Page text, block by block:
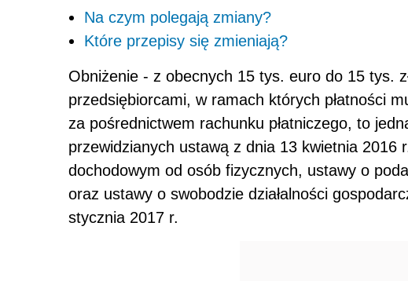
Na czym polegają zmiany?
Które przepisy się zmieniają?
Obniżenie - z obecnych 15 tys. euro do 15 tys.
przedsiębiorcami, w ramach których płatności
za pośrednictwem rachunku płatniczego, to
przewidzianych ustawą z dnia 13 kwietnia 2016
dochodowym od osób fizycznych, ustawy o
oraz ustawy o swobodzie działalności
stycznia 2017 r.